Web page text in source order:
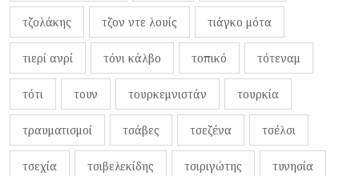
τζολάκης τζον ντε λουίς τιάγκο μότα
τιερί ανρί τόνι κάλβο τοπικό τότεναμ
τότι τουν τουρκεμνιστάν τουρκία
τραυματισμοί τσάβες τσεζένα τσέλσι
τσεχία τσιβελεκίδης τσιριγώτης τυνησία